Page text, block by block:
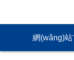
網(wǎng)